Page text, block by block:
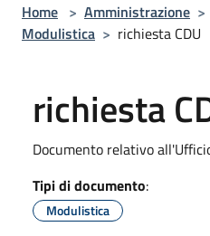
Home > Amministrazione >
Modulistica > richiesta CDU
richiesta
Documento relativo
Tipi di documento:
Modulistica